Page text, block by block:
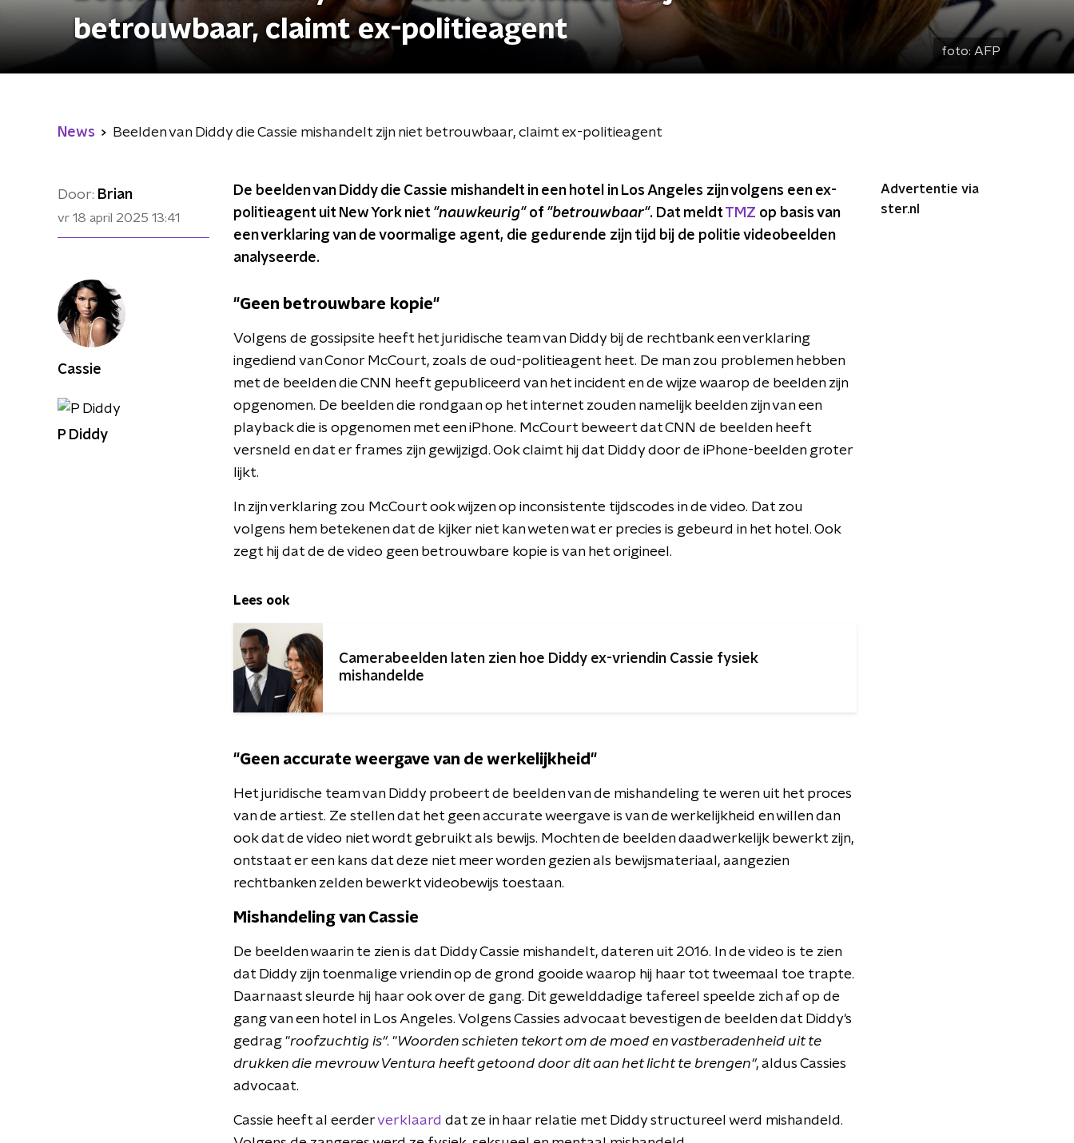
betrouwbaar, claimt ex-politieagent
foto: AFP
News Beelden van Diddy die Cassie mishandelt zijn niet betrouwbaar, claimt ex-politieagent
Door: Brian
vr 18 april 2025 13:41
De beelden van Diddy die Cassie mishandelt in een hotel in Los Angeles zijn volgens een ex-
politieagent uit New York niet "nauwkeurig" of "betrouwbaar". Dat meldtTMZ op basis van
een verklaring van de voormalige agent, die gedurende zijn tijd bij de politie videobeelden
analyseerde.
"Geen betrouwbare kopie"
Volgens de gossipsite heeft het juridische team van Diddy bij de rechtbank een verklaring
ingediend van Conor McCourt, zoals de oud-politieagent heet. De man zou problemen hebben
met de beelden die CNN heeft gepubliceerd van het incident en de wijze waarop de beelden zijn
opgenomen. De beelden die rondgaan op het internet zouden namelijk beelden zijn van een
playback die is opgenomen met een iPhone. McCourt beweert dat CNN de beelden heeft
versneld en dat er frames zijn gewijzigd. Ook claimt hij dat Diddy door de iPhone-beelden groter
lijkt.
In zijn verklaring zou McCourt ook wijzen op inconsistente tijdscodes in de video. Dat zou
volgens hem betekenen dat de kijker niet kan weten wat er precies is gebeurd in het hotel. Ook
zegt hij dat de de video geen betrouwbare kopie is van het origineel.
Lees ook
Camerabeelden laten zien hoe Diddy ex-vriendin Cassie fysiek
mishandelde
"Geen accurate weergave van de werkelijkheid"
Het juridische team van Diddy probeert de beelden van de mishandeling te weren uit het proces
van de artiest. Ze stellen dat het geen accurate weergave is van de werkelijkheid en willen dan
ook dat de video niet wordt gebruikt als bewijs. Mochten de beelden daadwerkelijk bewerkt zijn,
ontstaat er een kans dat deze niet meer worden gezien als bewijsmateriaal, aangezien
rechtbanken zelden bewerkt videobewijs toestaan.
Mishandeling van Cassie
De beelden waarin te zien is dat Diddy Cassie mishandelt, dateren uit 2016. In de video is te zien
dat Diddy zijn toenmalige vriendin op de grond gooide waarop hij haar tot tweemaal toe trapte.
Daarnaast sleurde hij haar ook over de gang. Dit gewelddadige tafereel speelde zich af op de
gang van een hotel in Los Angeles. Volgens Cassies advocaat bevestigen de beelden dat Diddy's
gedrag "roofzuchtig is". "Woorden schieten tekort om de moed en vastberadenheid uit te
drukken die mevrouw Ventura heeft getoond door dit aan het licht te brengen", aldus Cassies
advocaat.
Cassie heeft al eerderverklaard dat ze in haar relatie met Diddy structureel werd mishandeld.
Advertentie via
ster.nl
Cassie
P Diddy